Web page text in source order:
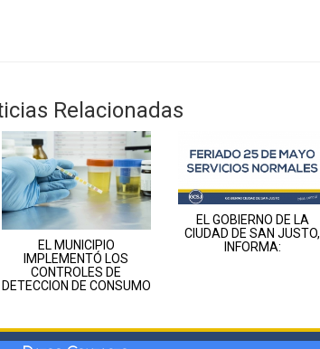
Relacionadas
EL MUNICIPIO
IMPLEMENTÓ LOS
CONTROLES DE
DETECCION DE CONSUMO
EL GOBIERNO DE LA
CIUDAD DE SAN JUSTO,
INFORMA: